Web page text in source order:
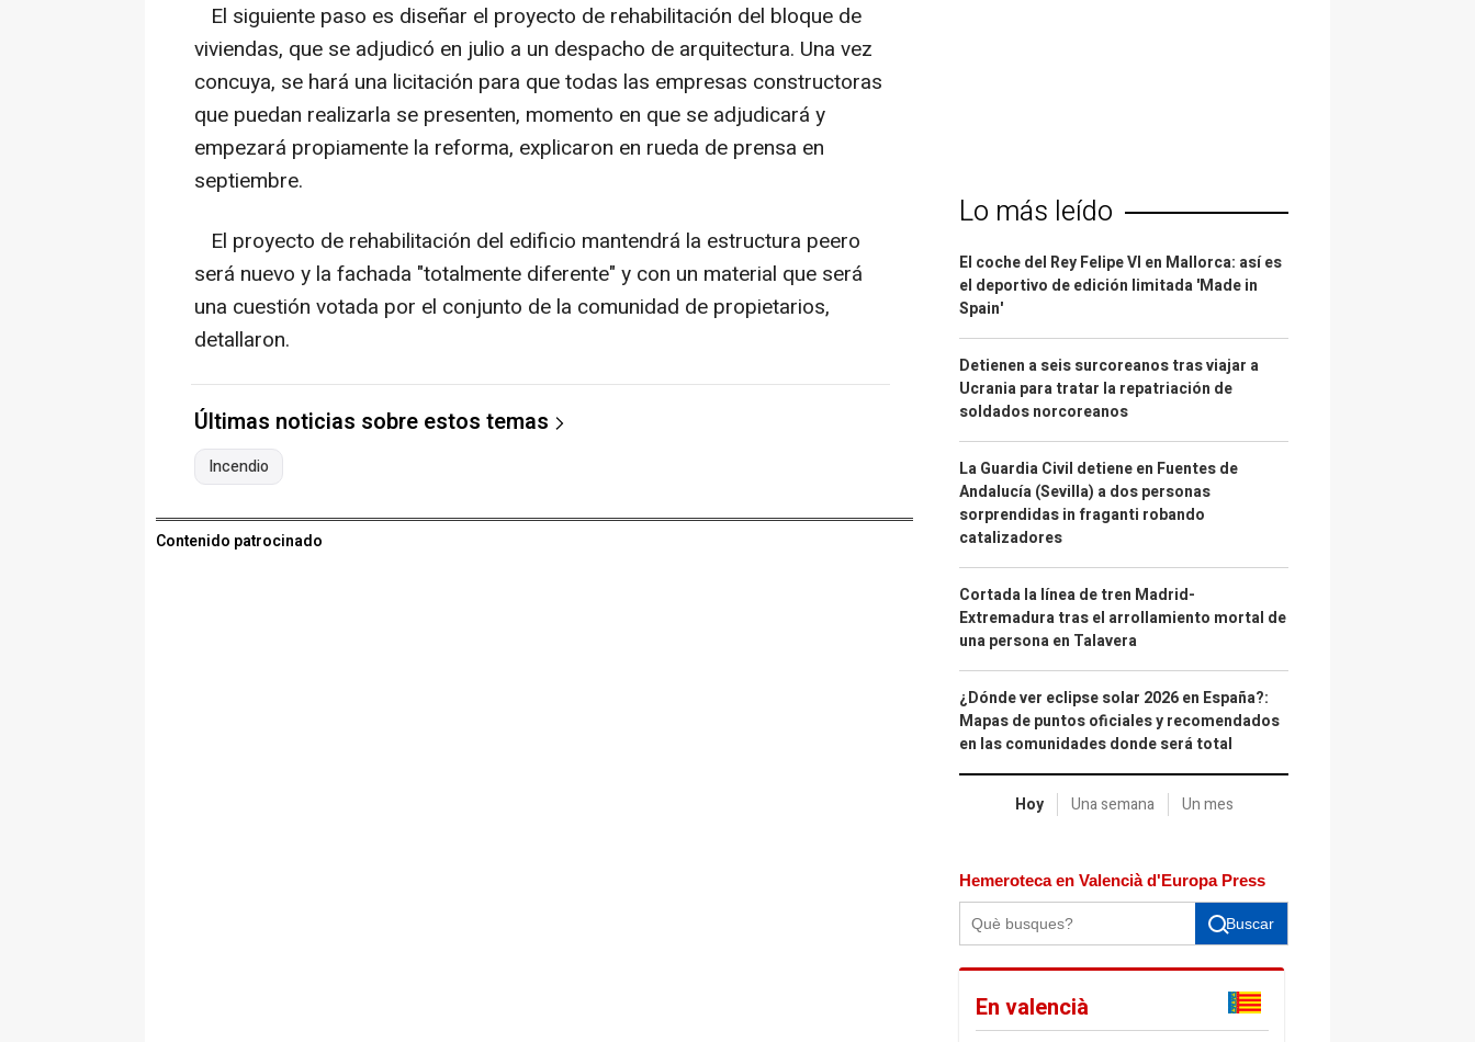
El siguiente paso es diseñar el proyecto de rehabilitación del bloque de
viviendas, que se adjudicó en julio a un despacho de arquitectura. Una vez
concuya, se hará una licitación para que todas las empresas constructoras
que puedan realizarla se presenten, momento en que se adjudicará y
empezará propiamente la reforma, explicaron en rueda de prensa en
septiembre.
El proyecto de rehabilitación del edificio mantendrá la estructura peero
será nuevo y la fachada "totalmente diferente" y con un material que será
una cuestión votada por el conjunto de la comunidad de propietarios,
detallaron.
Últimas noticias sobre estos temas
Incendio
Contenido patrocinado
Lo más leído
El coche del Rey Felipe VI en Mallorca: así es
el deportivo de edición limitada 'Made in
Spain'
Detienen a seis surcoreanos tras viajar a
Ucrania para tratar la repatriación de
soldados norcoreanos
La Guardia Civil detiene en Fuentes de
Andalucía (Sevilla) a dos personas
sorprendidas in fraganti robando
catalizadores
Cortada la línea de tren Madrid-
Extremadura tras el arrollamiento mortal de
una persona en Talavera
¿Dónde ver eclipse solar 2026 en España?:
Mapas de puntos oficiales y recomendados
en las comunidades donde será total
Hoy Una semana Un mes
Hemeroteca en Valencià d'Europa Press
Buscar
En valencià